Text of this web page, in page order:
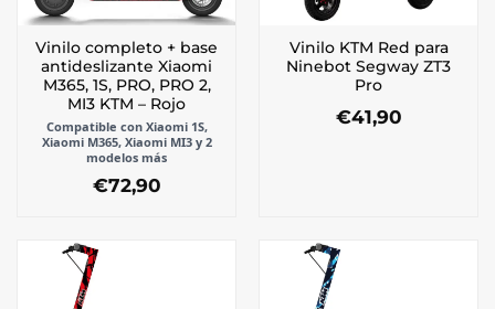
página
producto
Vinilo completo + base
antideslizante Xiaomi
M365, 1S, PRO, PRO 2,
MI3 KTM – Rojo
Compatible con Xiaomi 1S,
Xiaomi M365, Xiaomi MI3 y 2
modelos más
€72,90
Vinilo KTM Red para
Ninebot Segway ZT3
Pro
€41,90